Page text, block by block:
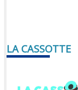
LA CASSOTTE